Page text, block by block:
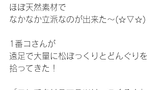
ほぼ天然素材で
なかなか立派なのが出来た〜(☆▽☆)
1番コさんが
遠足で大量に松ぼっくりとどんぐりを
拾ってきた！